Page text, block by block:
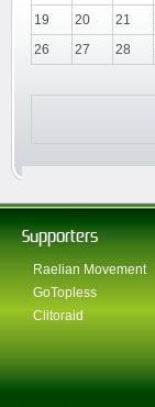
19
20 21
26
27 28
Supporters
Raelian Movement
GoTopless
Clitoraid